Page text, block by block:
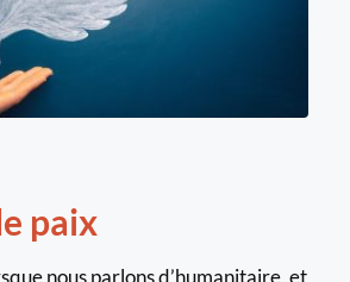
paix
nous parlons d’humanitaire, et